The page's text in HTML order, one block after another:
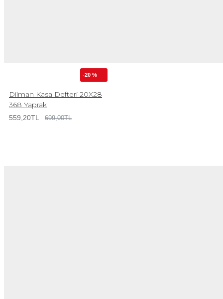
-20 %
Dilman Kasa Defteri 20X28
368 Yaprak
559,20TL 699,00TL